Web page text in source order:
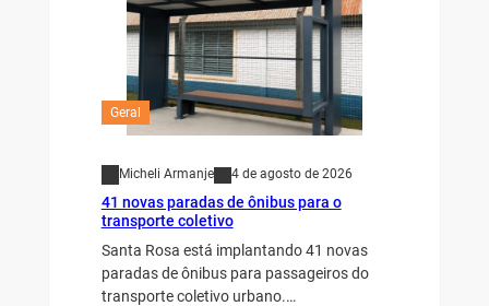
Geral
Micheli Armanje 4 de agosto de 2026
41 novas paradas de ônibus para o
transporte coletivo
Santa Rosa está implantando 41 novas
paradas de ônibus para passageiros do
transporte coletivo urbano.…